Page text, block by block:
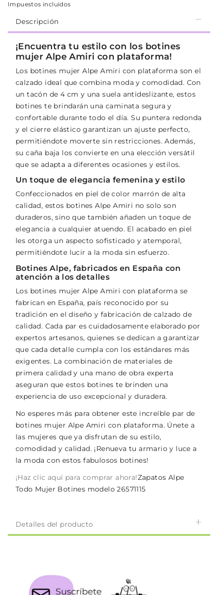
Impuestos incluidos
Descripción
¡Encuentra tu estilo con los botines
mujer Alpe Amiri con plataforma!
Los botines mujer Alpe Amiri con plataforma son el
calzado ideal que combina moda y comodidad. Con
un tacón de 4 cm y una suela antideslizante, estos
botines te brindarán una caminata segura y
confortable durante todo el día. Su puntera redonda
y el cierre elástico garantizan un ajuste perfecto,
permitiéndote moverte sin restricciones. Además,
su caña baja los convierte en una elección versátil
que se adapta a diferentes ocasiones y estilos.
Un toque de elegancia femenina y estilo
Confeccionados en piel de color marrón de alta
calidad, estos botines Alpe Amiri no solo son
duraderos, sino que también añaden un toque de
elegancia a cualquier atuendo. El acabado en piel
les otorga un aspecto sofisticado y atemporal,
permitiéndote lucir a la moda sin esfuerzo.
Botines Alpe, fabricados en España con
atención a los detalles
Los botines mujer Alpe Amiri con plataforma se
fabrican en España, país reconocido por su
tradición en el diseño y fabricación de calzado de
calidad. Cada par es cuidadosamente elaborado por
expertos artesanos, quienes se dedican a garantizar
que cada detalle cumpla con los estándares más
exigentes. La combinación de materiales de
primera calidad y una mano de obra experta
aseguran que estos botines te brinden una
experiencia de uso excepcional y duradera.
No esperes más para obtener este increíble par de
botines mujer Alpe Amiri con plataforma. Únete a
las mujeres que ya disfrutan de su estilo,
comodidad y calidad. ¡Renueva tu armario y luce a
la moda con estos fabulosos botines!
¡Haz clic aquí para comprar ahora!Zapatos Alpe
Todo Mujer Botines modelo 26571115
Detalles del producto